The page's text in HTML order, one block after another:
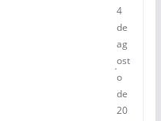
4
de
ag
ost
o
de
20